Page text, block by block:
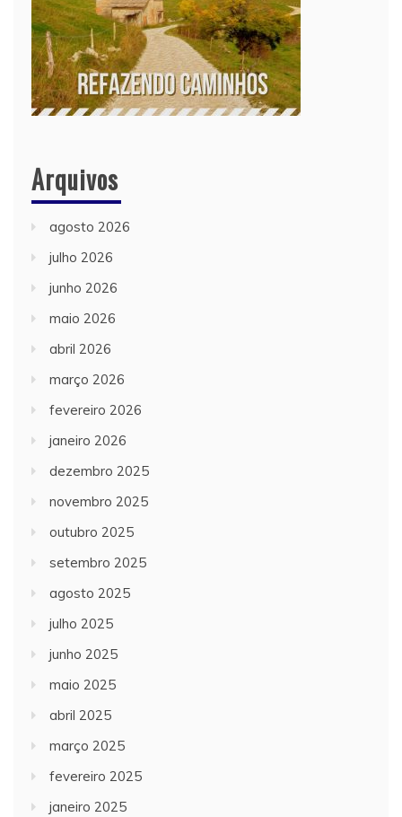
Arquivos
agosto 2026
julho 2026
junho 2026
maio 2026
abril 2026
março 2026
fevereiro 2026
janeiro 2026
dezembro 2025
novembro 2025
outubro 2025
setembro 2025
agosto 2025
julho 2025
junho 2025
maio 2025
abril 2025
março 2025
fevereiro 2025
janeiro 2025